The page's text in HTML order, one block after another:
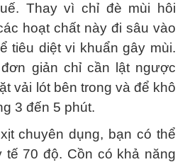
Thay vì chỉ đè mùi hôi
hoạt chất này đi sâu vào
tiêu diệt vi khuẩn gây mùi.
giản chỉ cần lật ngược
vải lót bên trong và để khô
3 đến 5 phút.
chuyên dụng, bạn có thể
tế 70 độ. Cồn có khả năng